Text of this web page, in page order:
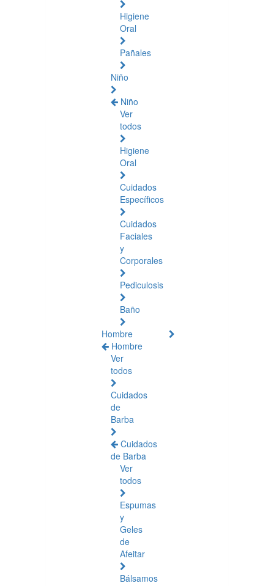
Higiene
Oral
Pañales
Niño
Niño
Ver
todos
Higiene
Oral
Cuidados
Específicos
Cuidados
Faciales
y
Corporales
Pediculosis
Baño
Hombre
Hombre
Ver
todos
Cuidados
de
Barba
Cuidados
de Barba
Ver
todos
Espumas
y
Geles
de
Afeitar
Bálsamos